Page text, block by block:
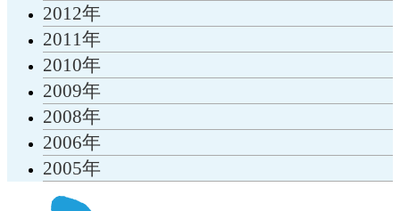
2012年
2011年
2010年
2009年
2008年
2006年
2005年